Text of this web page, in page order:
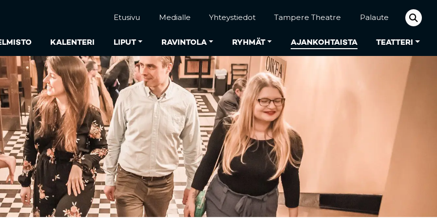
KALENTERI LIPUT RAVINTOLA RYHMÄT AJANKOHTAISTA TEATTERI
Etusivu Medialle Yhteystiedot Tampere Theatre Palaute